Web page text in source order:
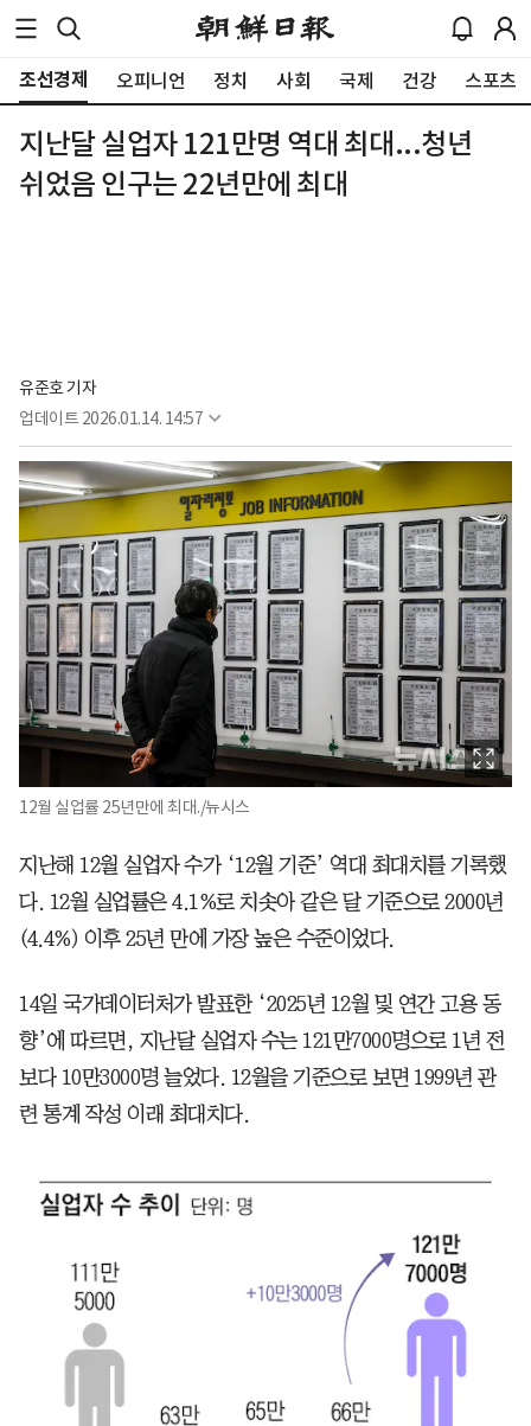
조선경제 오피니언 정치 사회 국제 건강 스포츠
지난달 실업자 121만명 역대 최대...청년
쉬었음 인구는 22년만에 최대
유준호 기자
업데이트 2026.01.14. 14:57
12월 실업률 25년만에 최대./뉴시스
지난해 12월 실업자 수가 ‘12월 기준’ 역대 최대치를 기록했
다. 12월 실업률은 4.1%로 치솟아 같은 달 기준으로 2000년
(4.4%) 이후 25년 만에 가장 높은 수준이었다.
14일 국가데이터처가 발표한 ‘2025년 12월 및 연간 고용 동
향’에 따르면, 지난달 실업자 수는 121만7000명으로 1년 전
보다 10만3000명 늘었다. 12월을 기준으로 보면 1999년 관
련 통계 작성 이래 최대치다.